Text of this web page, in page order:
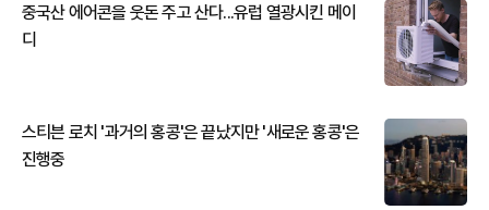
중국산 에어콘을 웃돈 주고 산다...유럽 열광시킨 메이
디
스티븐 로치 '과거의 홍콩'은 끝났지만 '새로운 홍콩'은
진행중